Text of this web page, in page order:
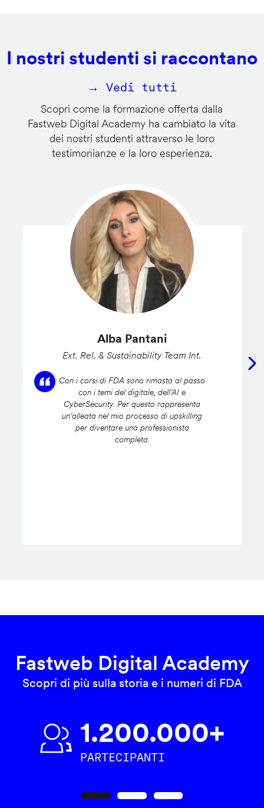
I nostri studenti si raccontano
→ Vedi tutti
Scopri come la formazione offerta dalla
Fastweb Digital Academy ha cambiato la vita
dei nostri studenti attraverso le loro
testimonianze e la loro esperienza.
Alba Pantani
Ext. Rel. & Sustainability Team Int.
Con i corsi di FDA sono rimasta al passo
con i temi del digitale, dell’AI e
CyberSecurity. Per questo rappresenta
un’alleata nel mio processo di upskilling
per diventare una professionista
completa.
Fastweb Digital Academy
Scopri di più sulla storia e i numeri di FDA
1.200.000+
PARTECIPANTI